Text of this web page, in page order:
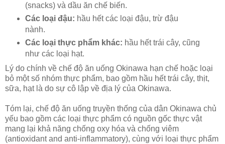
(snacks) và dầu ăn chế biến.
Các loại đậu: hầu hết các loại đậu, trừ đậu
nành.
Các loại thực phẩm khác: hầu hết trái cây, cũng
như các loại hạt.
Lý do chính về chế độ ăn uống Okinawa hạn chế hoặc loại
bỏ một số nhóm thực phẩm, bao gồm hầu hết trái cây, thịt,
sữa, hạt là do sự cô lập về địa lý của Okinawa.
Tóm lại, chế độ ăn uống truyền thống của dân Okinawa chủ
yếu bao gồm các loại thực phẩm có nguồn gốc thực vật
mang lại khả năng chống oxy hóa và chống viêm
(antioxidant and anti-inflammatory), cùng với loại thực phẩm